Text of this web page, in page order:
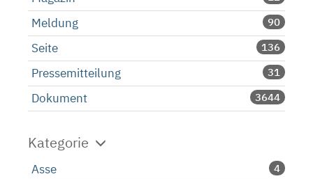
Meldung 90
Seite 136
Pressemitteilung 31
Dokument 3644
Kategorie
Asse 4